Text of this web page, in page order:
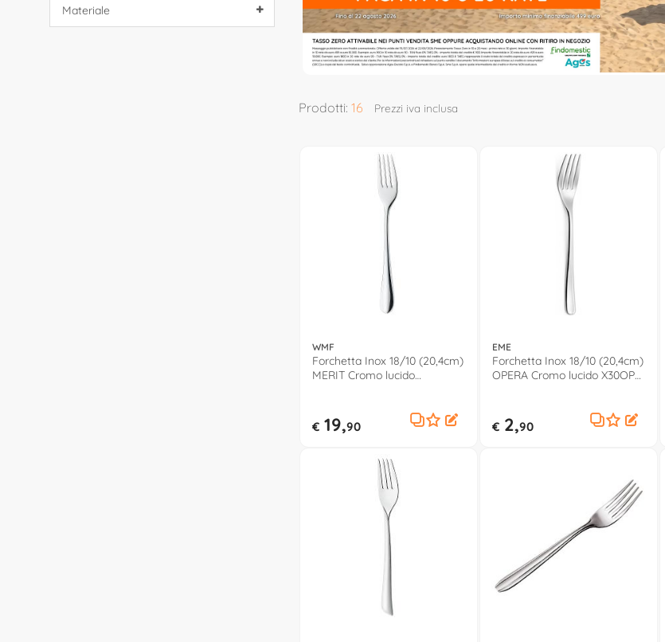
Materiale
Prodotti: 16 Prezzi iva inclusa
WMF
Forchetta Inox 18/10 (20,4cm)
MERIT Cromo lucido
€19,90
EME
Forchetta Inox 18/10 (20,4cm)
OPERA Cromo lucido X30OP
€2,90